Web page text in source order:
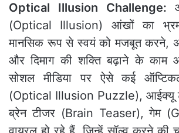
Optical Illusion Challenge:
(Optical Illusion) आंखों का
मानसिक रूप से स्वयं को मजबूत करने,
और दिमाग की शक्ति बढ़ाने के
सोशल मीडिया पर ऐसे कई
(Optical Illusion Puzzle), आईक्यू
ब्रेन टीजर (Brain Teaser), गेम